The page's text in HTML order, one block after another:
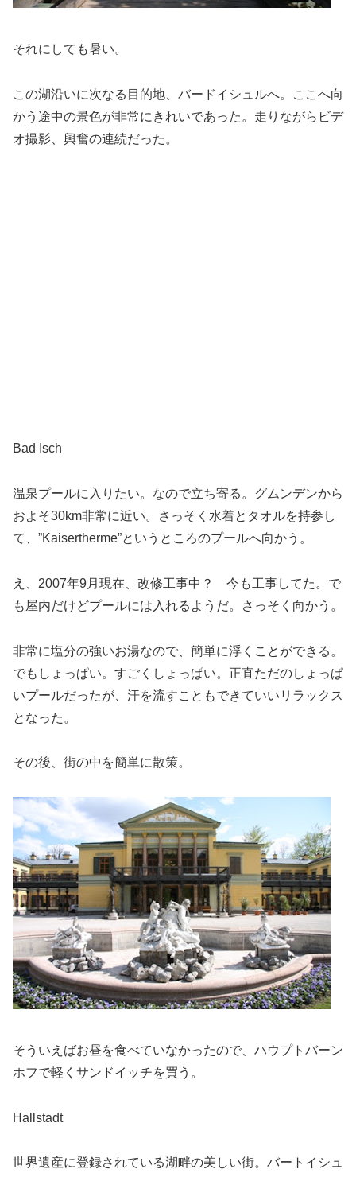
それにしても暑い。
この湖沿いに次なる目的地、バードイシュルへ。ここへ向
かう途中の景色が非常にきれいであった。走りながらビデ
オ撮影、興奮の連続だった。
Bad Isch
温泉プールに入りたい。なので立ち寄る。グムンデンから
およそ30km非常に近い。さっそく水着とタオルを持参し
て、”Kaisertherme”というところのプールへ向かう。
え、2007年9月現在、改修工事中？ 今も工事してた。で
も屋内だけどプールには入れるようだ。さっそく向かう。
非常に塩分の強いお湯なので、簡単に浮くことができる。
でもしょっぱい。すごくしょっぱい。正直ただのしょっぱ
いプールだったが、汗を流すこともできていいリラックス
となった。
その後、街の中を簡単に散策。
そういえばお昼を食べていなかったので、ハウプトバーン
ホフで軽くサンドイッチを買う。
Hallstadt
世界遺産に登録されている湖畔の美しい街。バートイシュ